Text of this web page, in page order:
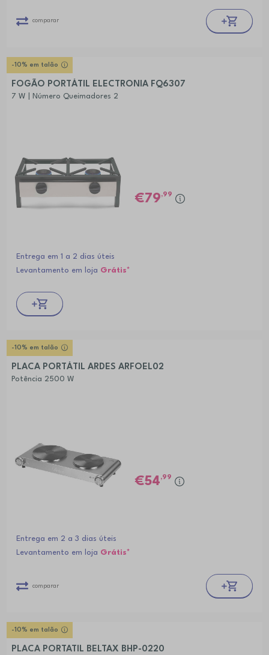
comparar
-10% em talão
FOGÃO PORTÁTIL ELECTRONIA FQ6307
7 W | Número Queimadores 2
79,99
Entrega em 1 a 2 dias úteis
Levantamento em loja Grátis*
-10% em talão
PLACA PORTÁTIL ARDES ARFOEL02
Potência 2500 W
54,99
Entrega em 2 a 3 dias úteis
Levantamento em loja Grátis*
comparar
-10% em talão
PLACA PORTATIL BELTAX BHP-0220